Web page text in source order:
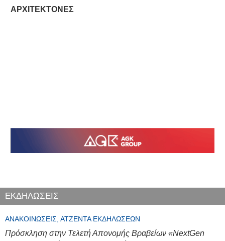
ΑΡΧΙΤΕΚΤΟΝΕΣ
ΕΚΔΗΛΩΣΕΙΣ
ΑΝΑΚΟΙΝΏΣΕΙΣ, ΑΤΖΈΝΤΑ ΕΚΔΗΛΏΣΕΩΝ
Πρόσκληση στην Τελετή Απονομής Βραβείων «NextGen